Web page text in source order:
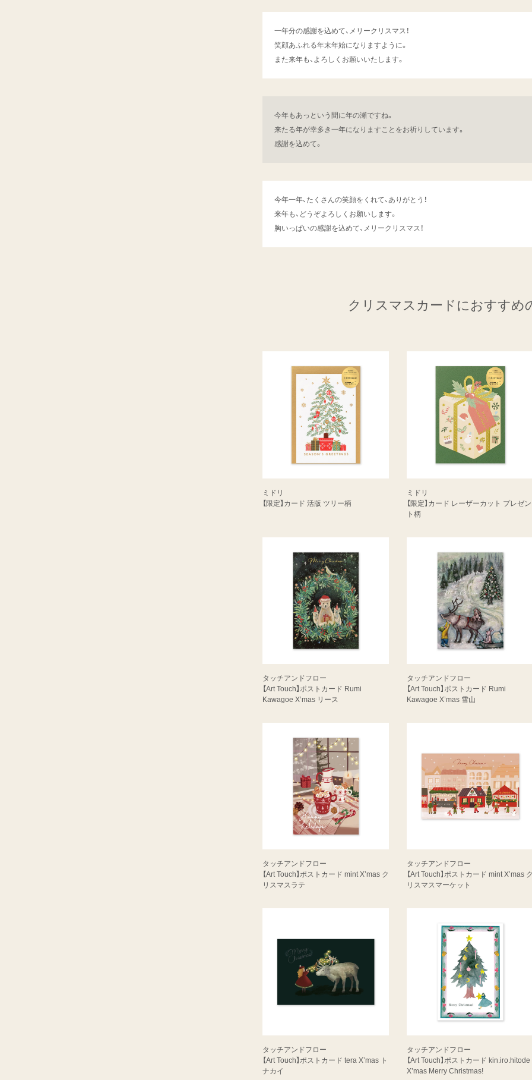
一年分の感謝を込めて、メリークリスマス！
笑顔あふれる年末年始になりますように。
また来年も、よろしくお願いいたします。
今年もあっという間に年の瀬ですね。
来たる年が幸多き一年になりますことをお祈りしています。
感謝を込めて。
今年一年、たくさんの笑顔をくれて、ありがとう！
来年も、どうぞよろしくお願いします。
胸いっぱいの感謝を込めて、メリークリスマス！
クリスマスカードにおすすめ
ミドリ
【限定】カード 活版 ツリー柄
ミドリ
【限定】カード レーザーカット プレゼン
ト柄
タッチアンドフロー
【Art Touch】ポストカード Rumi
Kawagoe X’mas リース
タッチアンドフロー
【Art Touch】ポストカード Rumi
Kawagoe X’mas 雪山
タッチアンドフロー
【Art Touch】ポストカード mint X’mas ク
リスマスラテ
タッチアンドフロー
【Art Touch】ポストカード mint X’mas
リスマスマーケット
タッチアンドフロー
【Art Touch】ポストカード tera X’mas ト
ナカイ
タッチアンドフロー
【Art Touch】ポストカード kin.iro.hitode
X’mas Merry Christmas!